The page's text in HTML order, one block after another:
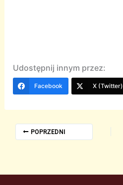
Udostępnij innym przez:
Facebook X (Twitter)
POPRZEDNI